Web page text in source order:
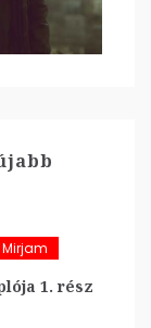
Mirjam
1. rész